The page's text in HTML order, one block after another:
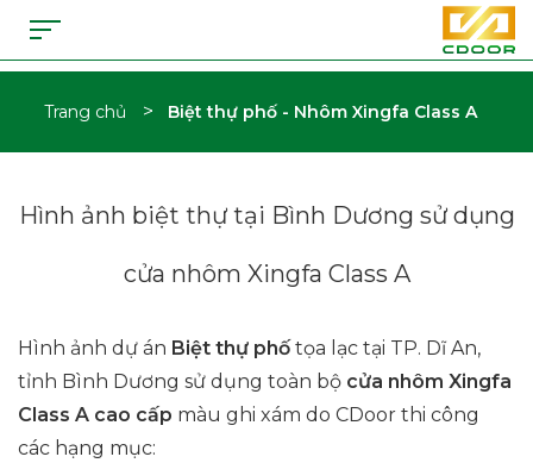
Trang chủ > Biệt thự phố - Nhôm Xingfa Class A
Hình ảnh biệt thự tại Bình Dương sử dụng
cửa nhôm Xingfa Class A
Hình ảnh dự án Biệt thự phốtọa lạc tại TP. Dĩ An,
tỉnh Bình Dương sử dụng toàn bộ cửa nhôm Xingfa
Class A cao cấp màu ghi xám do CDoor thi công
các hạng mục: